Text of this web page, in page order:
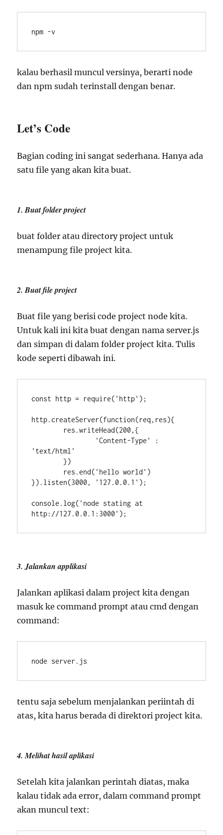
npm -v
kalau berhasil muncul versinya, berarti node
dan npm sudah terinstall dengan benar.
Let’s Code
Bagian coding ini sangat sederhana. Hanya ada
satu file yang akan kita buat.
1. Buat folder project
buat folder atau directory project untuk
menampung file project kita.
2. Buat file project
Buat file yang berisi code project node kita.
Untuk kali ini kita buat dengan namaserver.js
dan simpan di dalam folder project kita. Tulis
kode seperti dibawah ini.
const http = require('http');
http.createServer(function(req,res){
'text/html'
	})
}).listen(3000, '127.0.0.1');
console.log('node stating at
http://127.0.0.1:3000');
3. Jalankan applikasi
Jalankan aplikasi dalam project kita dengan
masuk ke command prompt atau cmd dengan
command:
node server.js
tentu saja sebelum menjalankan periintah di
atas, kita harus berada di direktori project kita.
4. Melihat hasil aplikasi
Setelah kita jalankan perintah diatas, maka
kalau tidak ada error, dalam command prompt
akan muncul text: